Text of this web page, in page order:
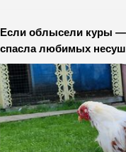
Если облысели куры —
спасла любимых